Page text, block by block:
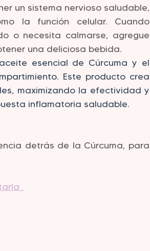
un sistema nervioso saludable,
la función celular. Cuando
o necesita calmarse, agregue
una deliciosa bebida.
esencial de Cúrcuma y el
Este producto crea
maximizando la efectividad y
inflamatoria saludable.
detrás de la Cúrcuma, para